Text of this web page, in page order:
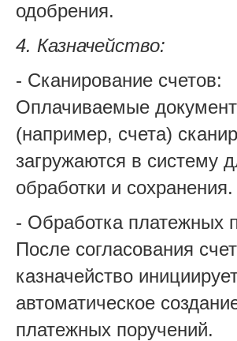
одобрения.
4. Казначейство:
- Сканирование счетов:
Оплачиваемые
(например, счета)
загружаются в систему
обработки и сохранения.
- Обработка платежных
После согласования
казначейство
автоматическое
платежных поручений.